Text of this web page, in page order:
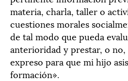
materia, charla, taller o
cuestiones morales
de tal modo que pueda
anterioridad y prestar, o
expreso para que mi hijo
formación».